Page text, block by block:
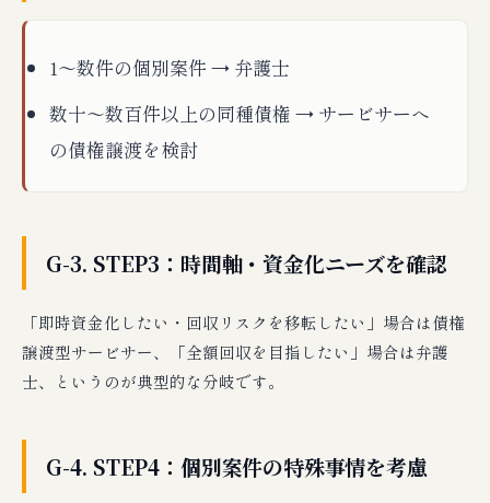
1〜数件の個別案件 → 弁護士
数十〜数百件以上の同種債権 → サービサーへ
の債権譲渡を検討
G-3. STEP3：時間軸・資金化ニーズを確認
「即時資金化したい・回収リスクを移転したい」場合は債権
譲渡型サービサー、「全額回収を目指したい」場合は弁護
士、というのが典型的な分岐です。
G-4. STEP4：個別案件の特殊事情を考慮